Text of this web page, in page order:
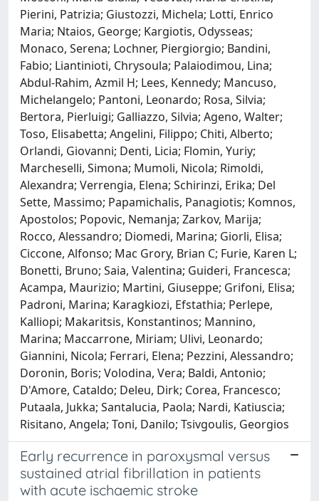
Pierini, Patrizia; Giustozzi, Michela; Lotti, Enrico
Maria; Ntaios, George; Kargiotis, Odysseas;
Monaco, Serena; Lochner, Piergiorgio; Bandini,
Fabio; Liantinioti, Chrysoula; Palaiodimou, Lina;
Abdul-Rahim, Azmil H; Lees, Kennedy; Mancuso,
Michelangelo; Pantoni, Leonardo; Rosa, Silvia;
Bertora, Pierluigi; Galliazzo, Silvia; Ageno, Walter;
Toso, Elisabetta; Angelini, Filippo; Chiti, Alberto;
Orlandi, Giovanni; Denti, Licia; Flomin, Yuriy;
Marcheselli, Simona; Mumoli, Nicola; Rimoldi,
Alexandra; Verrengia, Elena; Schirinzi, Erika; Del
Sette, Massimo; Papamichalis, Panagiotis; Komnos,
Apostolos; Popovic, Nemanja; Zarkov, Marija;
Rocco, Alessandro; Diomedi, Marina; Giorli, Elisa;
Ciccone, Alfonso; Mac Grory, Brian C; Furie, Karen L;
Bonetti, Bruno; Saia, Valentina; Guideri, Francesca;
Acampa, Maurizio; Martini, Giuseppe; Grifoni, Elisa;
Padroni, Marina; Karagkiozi, Efstathia; Perlepe,
Kalliopi; Makaritsis, Konstantinos; Mannino,
Marina; Maccarrone, Miriam; Ulivi, Leonardo;
Giannini, Nicola; Ferrari, Elena; Pezzini, Alessandro;
Doronin, Boris; Volodina, Vera; Baldi, Antonio;
D'Amore, Cataldo; Deleu, Dirk; Corea, Francesco;
Putaala, Jukka; Santalucia, Paola; Nardi, Katiuscia;
Risitano, Angela; Toni, Danilo; Tsivgoulis, Georgios
Early recurrence in paroxysmal versus
sustained atrial fibrillation in patients
with acute ischaemic stroke